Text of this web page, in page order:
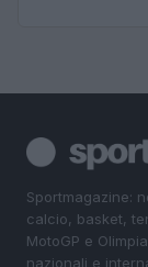
Sportmagazine:
calcio, basket,
MotoGP e
nazionali e